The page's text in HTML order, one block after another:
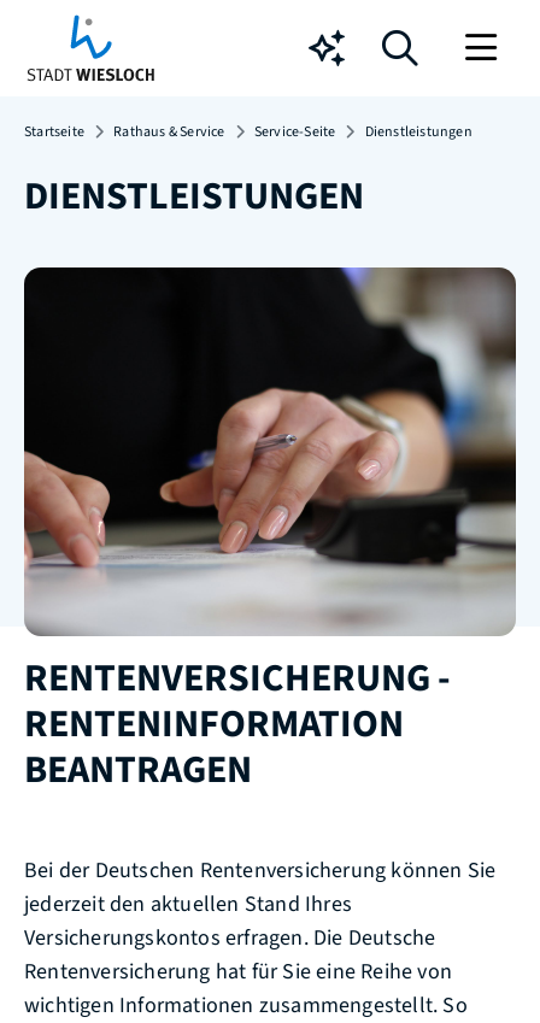
Chatbot
Startseite Rathaus & Service Service-Seite Dienstleistungen
DIENSTLEISTUNGEN
RENTENVERSICHERUNG -
RENTENINFORMATION
BEANTRAGEN
Bei der Deutschen Rentenversicherung können Sie
jederzeit den aktuellen Stand Ihres
Versicherungskontos erfragen. Die Deutsche
Rentenversicherung hat für Sie eine Reihe von
wichtigen Informationen zusammengestellt. So